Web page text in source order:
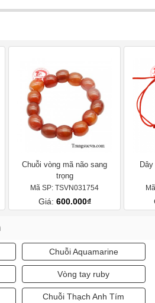
Chuỗi vòng mã não sang
trọng
Mã SP: TSVN031754
Giá: 600.000₫
Chuỗi Aquamarine
Vòng tay ruby
Chuỗi Thạch Anh Tím